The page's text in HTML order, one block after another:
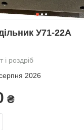
У71-22А
і роздріб
2026
₴